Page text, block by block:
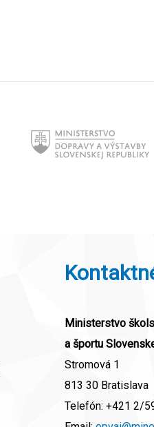
Ministerstvo
a športu
Stromová 1
813 30 Bratislava
Telefón: +421 2/